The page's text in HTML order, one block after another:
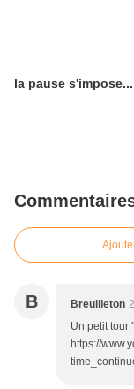
la pause s'impose...
B Breuilleton
Un petit tour
https://